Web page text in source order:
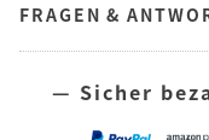
FRAGEN &
— Sicher